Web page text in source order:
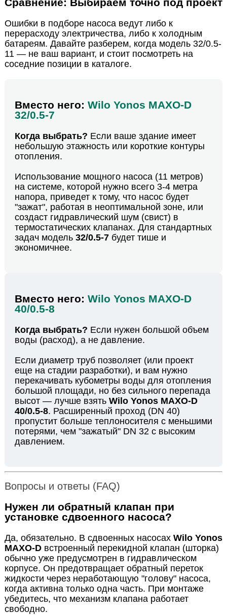
Сравнение: Выбираем точно под проект
Ошибки в подборе насоса ведут либо к
перерасходу электричества, либо к холодным
батареям. Давайте разберем, когда модель 32/0.5-
11 — не ваш вариант, и стоит посмотреть на
соседние позиции в каталоге.
Вместо него: Wilo Yonos MAXO-D
32/0.5-7
Когда выбрать? Если ваше здание имеет
небольшую этажность или короткие контуры
отопления.
Использование мощного насоса (11 метров)
на системе, которой нужно всего 3-4 метра
напора, приведет к тому, что насос будет
"зажат", работая в неоптимальной зоне, или
создаст гидравлический шум (свист) в
термостатических клапанах. Для стандартных
задач модель 32/0.5-7будет тише и
экономичнее.
Вместо него: Wilo Yonos MAXO-D
40/0.5-8
Когда выбрать? Если нужен большой объем
воды (расход), а не давление.
Если диаметр труб позволяет (или проект
еще на стадии разработки), и вам нужно
перекачивать кубометры воды для отопления
большой площади, но без сильного перепада
высот — лучше взять Wilo Yonos MAXO-D
40/0.5-8. Расширенный проход (DN 40)
пропустит больше теплоносителя с меньшими
потерями, чем "зажатый" DN 32 с высоким
давлением.
Вопросы и ответы (FAQ)
Нужен ли обратный клапан при
установке сдвоенного насоса?
Да, обязательно. В сдвоенных насосах Wilo Yonos
MAXO-Dвстроенный перекидной клапан (шторка)
обычно уже предусмотрен в гидравлическом
корпусе. Он предотвращает обратный переток
жидкости через неработающую "голову" насоса,
когда активна только одна часть. При монтаже
убедитесь, что механизм клапана работает
свободно.